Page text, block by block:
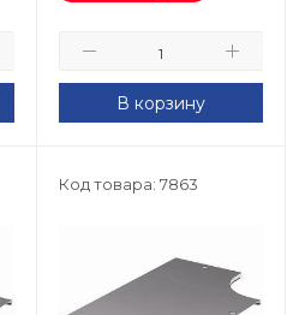
В корзину
Код товара: 7863